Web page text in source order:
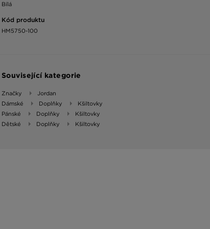
Bílá
Kód produktu
HM5750-100
Související kategorie
Značky
Jordan
Dámské
Doplňky
Kšiltovky
Pánské
Doplňky
Kšiltovky
Dětské
Doplňky Kšiltovky